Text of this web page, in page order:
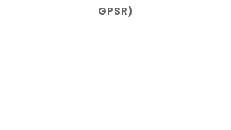
GPSR)